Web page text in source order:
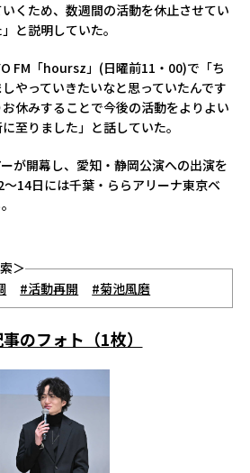
くため、数週間の活動を休止させてい
と説明していた。
FM「hoursz」(日曜前11・00)で「ち
やっていきたいなと思っていたんです
休みすることで今後の活動をよりよい
至りました」と話していた。
が開幕し、愛知・静岡公演への出演を
14日には千葉・ららアリーナ東京ベ
＞
#活動再開 #菊池風磨
のフォト（1枚）